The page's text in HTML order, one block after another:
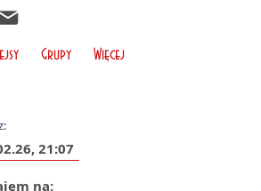
Grupy Więcej
21:07
na: